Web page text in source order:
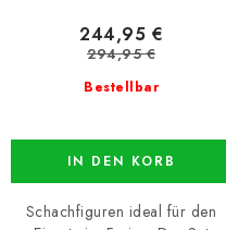
Bestellbar
244,95 €
294,95 €
IN DEN KORB
Schachfiguren ideal für den